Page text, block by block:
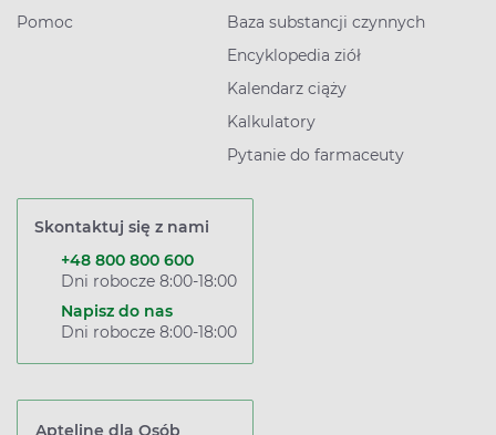
Pomoc
Baza substancji czynnych
Encyklopedia ziół
Kalendarz ciąży
Kalkulatory
Pytanie do farmaceuty
Skontaktuj się z nami
+48 800 800 600
Dni robocze 8:00-18:00
Napisz do nas
Dni robocze 8:00-18:00
Apteline dla Osób